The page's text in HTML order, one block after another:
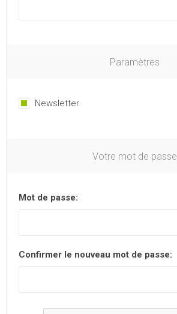
Paramètres
Newsletter
Votre mot de passe
Mot de passe:
Confirmer le nouveau mot de passe: